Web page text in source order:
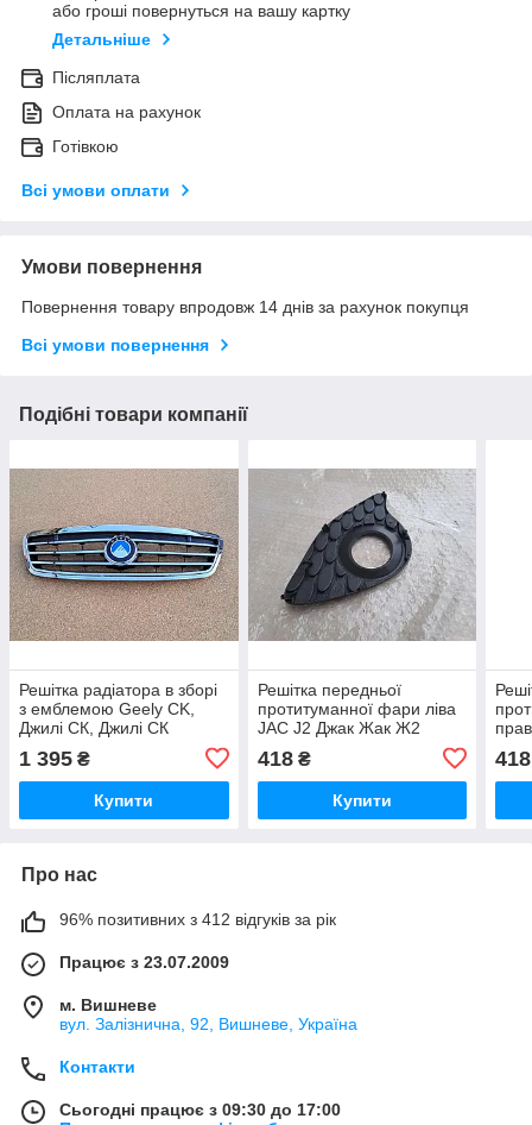
або гроші повернуться на вашу картку
Детальніше
Післяплата
Оплата на рахунок
Готівкою
Всі умови оплати
Умови повернення
Повернення товару впродовж 14 днів за рахунок покупця
Всі умови повернення
Подібні товари компанії
Решітка радіатора в зборі
з емблемою Geely CK,
Джилі СК, Джилі СК
1 395 ₴
Купити
Решітка передньої
протитуманної фари ліва
JAC J2 Джак Жак Ж2
418₴
Купити
418
Про нас
96% позитивних з 412 відгуків за рік
Працює з 23.07.2009
м. Вишневе
вул. Залізнична, 92, Вишневе, Україна
Контакти
Сьогодні працює з 09:30 до 17:00